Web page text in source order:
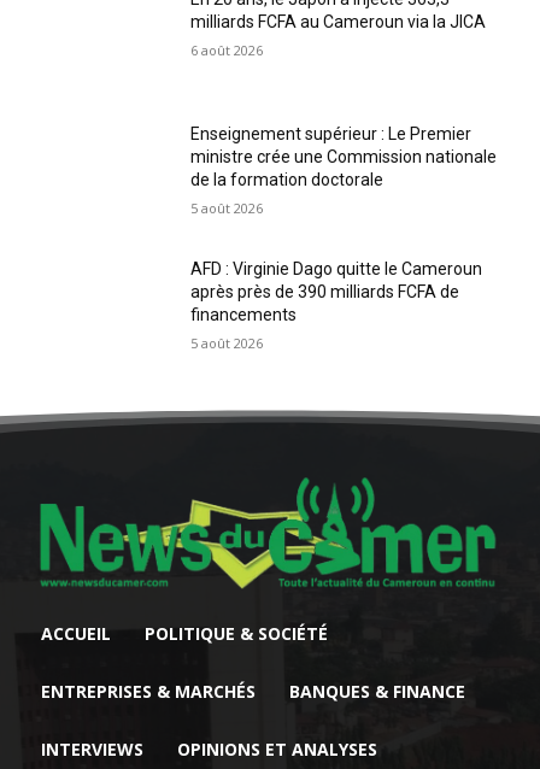
milliards FCFA au Cameroun via la JICA
6 août 2026
Enseignement supérieur : Le Premier
ministre crée une Commission nationale
de la formation doctorale
5 août 2026
AFD : Virginie Dago quitte le Cameroun
après près de 390 milliards FCFA de
financements
5 août 2026
ACCUEIL POLITIQUE & SOCIÉTÉ
ENTREPRISES & MARCHÉS BANQUES & FINANCE
INTERVIEWS OPINIONS ET ANALYSES